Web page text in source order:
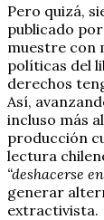
Pero quizá,
publicado por
muestre con
políticas del
derechos
Así,
incluso más
producción
lectura
“deshacerse
generar
extractivista.